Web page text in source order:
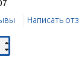
Написать